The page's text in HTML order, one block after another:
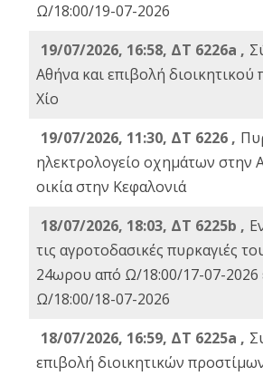
Ω/18:00/19-07-2026
19/07/2026, 16:58, ΔΤ 6226a ,
Αθήνα και επιβολή διοικητικού
Χίο
19/07/2026, 11:30, ΔΤ 6226 ,
ηλεκτρολογείο οχημάτων στην
οικία στην Κεφαλονιά
18/07/2026, 18:03, ΔΤ 6225b ,
τις αγροτοδασικές πυρκαγιές
24ωρου από Ω/18:00/17-07-2026
Ω/18:00/18-07-2026
18/07/2026, 16:59, ΔT 6225a ,
επιβολή διοικητικών